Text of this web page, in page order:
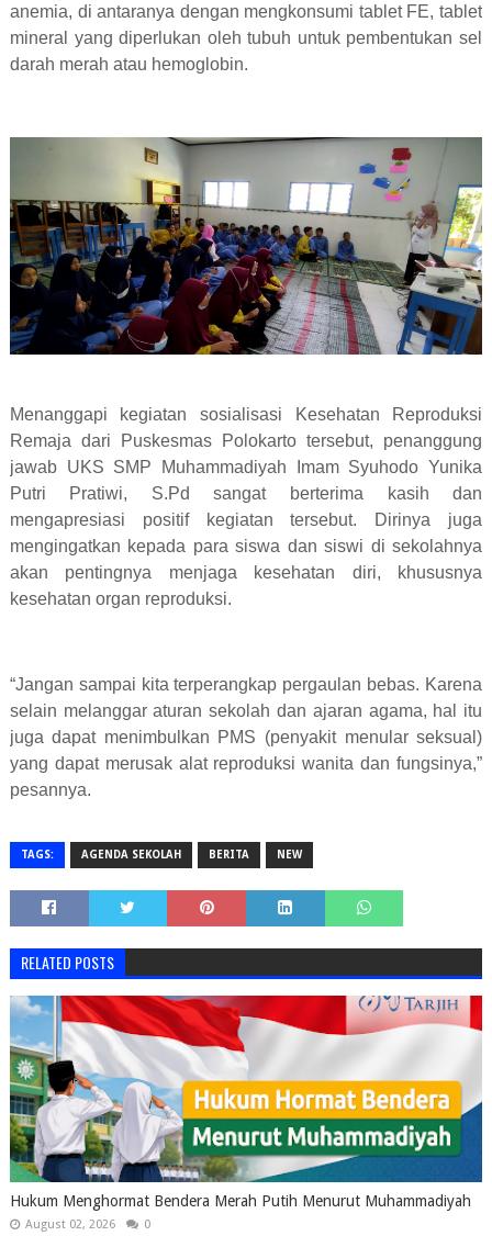
anemia, di antaranya dengan mengkonsumi tablet FE, tablet
mineral yang diperlukan oleh tubuh untuk pembentukan sel
darah merah atau hemoglobin.
Menanggapi kegiatan sosialisasi Kesehatan Reproduksi
Remaja dari Puskesmas Polokarto tersebut, penanggung
jawab UKS SMP Muhammadiyah Imam Syuhodo Yunika
Putri Pratiwi, S.Pd sangat berterima kasih dan
mengapresiasi positif kegiatan tersebut. Dirinya juga
mengingatkan kepada para siswa dan siswi di sekolahnya
akan pentingnya menjaga kesehatan diri, khususnya
kesehatan organ reproduksi.
“Jangan sampai kita terperangkap pergaulan bebas. Karena
selain melanggar aturan sekolah dan ajaran agama, hal itu
juga dapat menimbulkan PMS (penyakit menular seksual)
yang dapat merusak alat reproduksi wanita dan fungsinya,”
pesannya.
TAGS: AGENDA SEKOLAH BERITA NEW
RELATED POSTS
Hukum Menghormat Bendera Merah Putih Menurut Muhammadiyah
August 02, 2026 0